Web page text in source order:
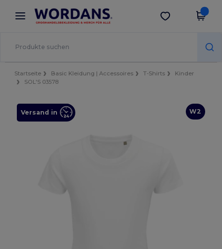
× Wordans App
Bessere Preise in der App!
App holen
Startseite Basic Kleidung | Accessoires T-Shirts
Kinder
SOL'S 03578
W2
Versand in